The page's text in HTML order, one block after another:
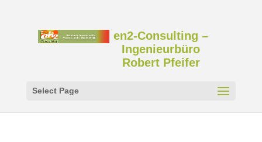
en2-Consulting –
Ingenieurbüro
Robert Pfeifer
Select Page